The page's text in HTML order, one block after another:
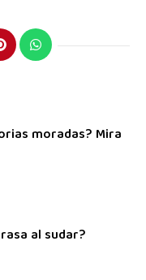
moradas? Mira
al sudar?